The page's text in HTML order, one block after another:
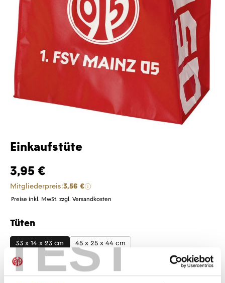
TEST
Einkaufstüte
3,95 €
Mitgliederpreis:3,56 €
Preise inkl. MwSt. zzgl. Versandkosten
Tüten
auswählen
33 x 14 x 23 cm 45 x 25 x 44 cm
Produkt Anzahl: Gib den gewünschten
Anzahl